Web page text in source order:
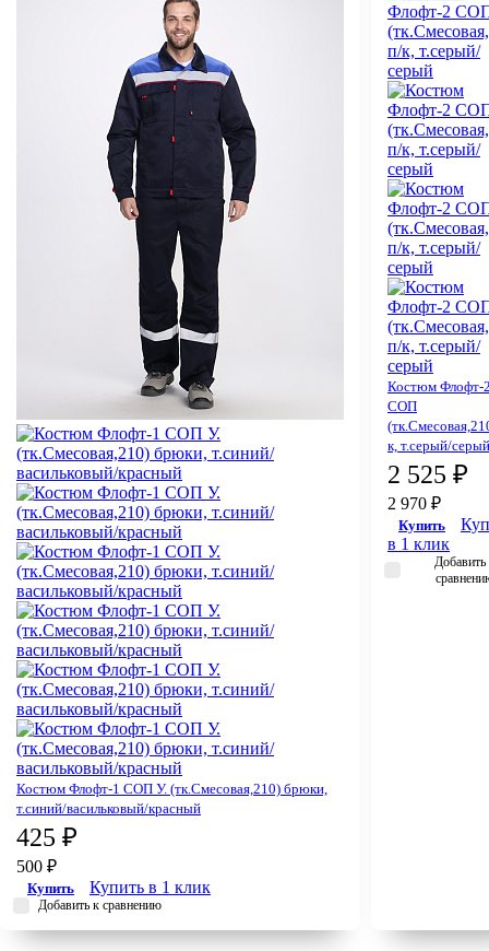
Костюм Флофт-1 СОП У. (тк.Смесовая,210) брюки,
т.синий/васильковый/красный
425 ₽
500 ₽
Купить Купить в 1 клик
Добавить к сравнению
Костюм Флофт-
СОП
к, т.серый/серый
2 525 ₽
2 970 ₽
Купить
в 1 клик
Добавить